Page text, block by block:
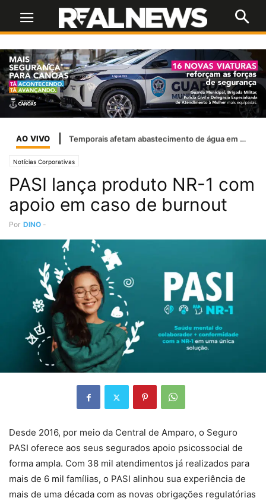
AO VIVO Temporais afetam abastecimento de água em 37 cidades do RS
Notícias Corporativas
PASI lança produto NR-1 com
apoio em caso de burnout
Por DINO -
Desde 2016, por meio da Central de Amparo, o Seguro
PASI oferece aos seus segurados apoio psicossocial de
forma ampla. Com 38 mil atendimentos já realizados para
mais de 6 mil famílias, o PASI alinhou sua experiência de
mais de uma década com as novas obrigações regulatórias